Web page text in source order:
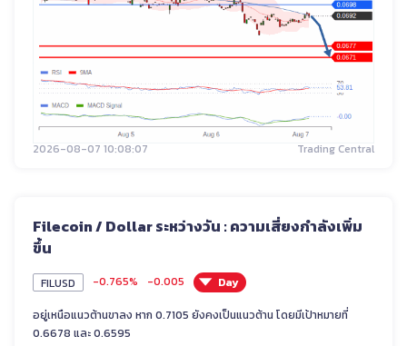
2026-08-07 10:08:07 Trading Central
Filecoin / Dollar ระหว่างวัน : ความเสี่ยงกำลังเพิ่ม
ขึ้น
FILUSD -0.765% -0.005
Day
อยู่เหนือแนวต้านขาลง หาก 0.7105 ยังคงเป็นแนวต้าน โดยมีเป้าหมายที่
0.6678 และ 0.6595